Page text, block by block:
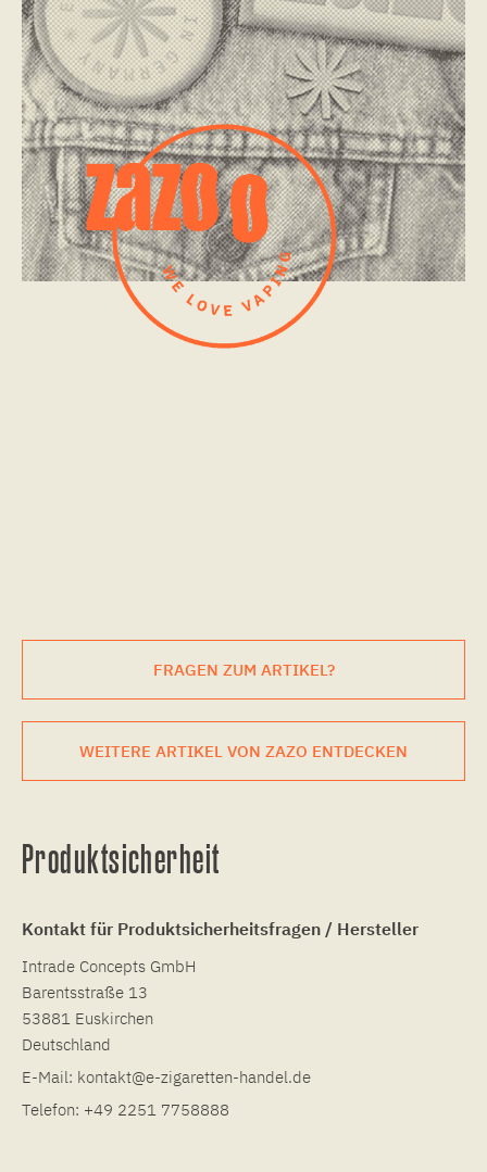
FRAGEN ZUM ARTIKEL?
WEITERE ARTIKEL VON ZAZO ENTDECKEN
Produktsicherheit
Kontakt für Produktsicherheitsfragen / Hersteller
Intrade Concepts GmbH
Barentsstraße 13
53881 Euskirchen
Deutschland
E-Mail: kontakt@e-zigaretten-handel.de
Telefon: +49 2251 7758888